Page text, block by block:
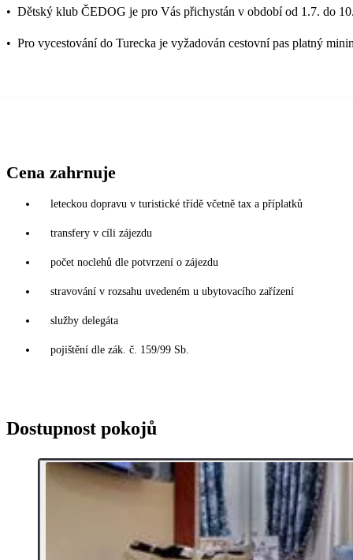
• Dětský klub ČEDOG je pro Vás přichystán v období od 1.7. do
• Pro vycestování do Turecka je vyžadován cestovní pas platný
Cena zahrnuje
leteckou dopravu v turistické třídě včetně tax a příplatků
transfery v cíli zájezdu
počet noclehů dle potvrzení o zájezdu
stravování v rozsahu uvedeném u ubytovacího zařízení
služby delegáta
pojištění dle zák. č. 159/99 Sb.
Dostupnost pokojů